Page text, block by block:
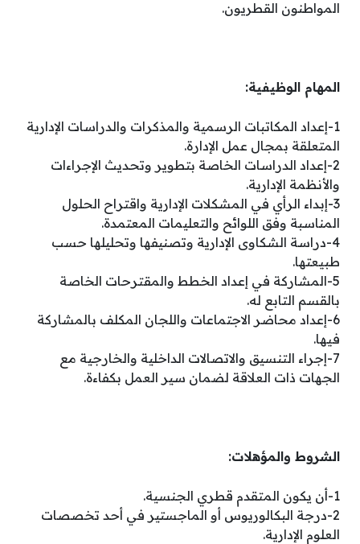
المواطنون القطريون.
المهام الوظيفية:
1-إعداد المكاتبات الرسمية والمذكرات والدراسات الإدارية
المتعلقة بمجال عمل الإدارة.
2-إعداد الدراسات الخاصة بتطوير وتحديث الإجراءات
والأنظمة الإدارية.
3-إبداء الرأي في المشكلات الإدارية واقتراح الحلول
المناسبة وفق اللوائح والتعليمات المعتمدة.
4-دراسة الشكاوى الإدارية وتصنيفها وتحليلها حسب
طبيعتها.
5-المشاركة في إعداد الخطط والمقترحات الخاصة
بالقسم التابع له.
6-إعداد محاضر الاجتماعات واللجان المكلف بالمشاركة
فيها.
7-إجراء التنسيق والاتصالات الداخلية والخارجية مع
الجهات ذات العلاقة لضمان سير العمل بكفاءة.
الشروط والمؤهلات:
1-أن يكون المتقدم قطري الجنسية.
2-درجة البكالوريوس أو الماجستير في أحد تخصصات
العلوم الإدارية.